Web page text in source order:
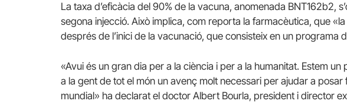
La taxa d’eficàcia del 90% de la vacuna, anomenada BNT162b2,
segona injecció. Això implica, com reporta la farmacèutica, que
després de l’inici de la vacunació, que consisteix en un programa
«Avui és un gran dia per a la ciència i per a la humanitat. Estem
a la gent de tot el món un avenç molt necessari per ajudar a posar
mundial» ha declarat el doctor Albert Bourla, president i director